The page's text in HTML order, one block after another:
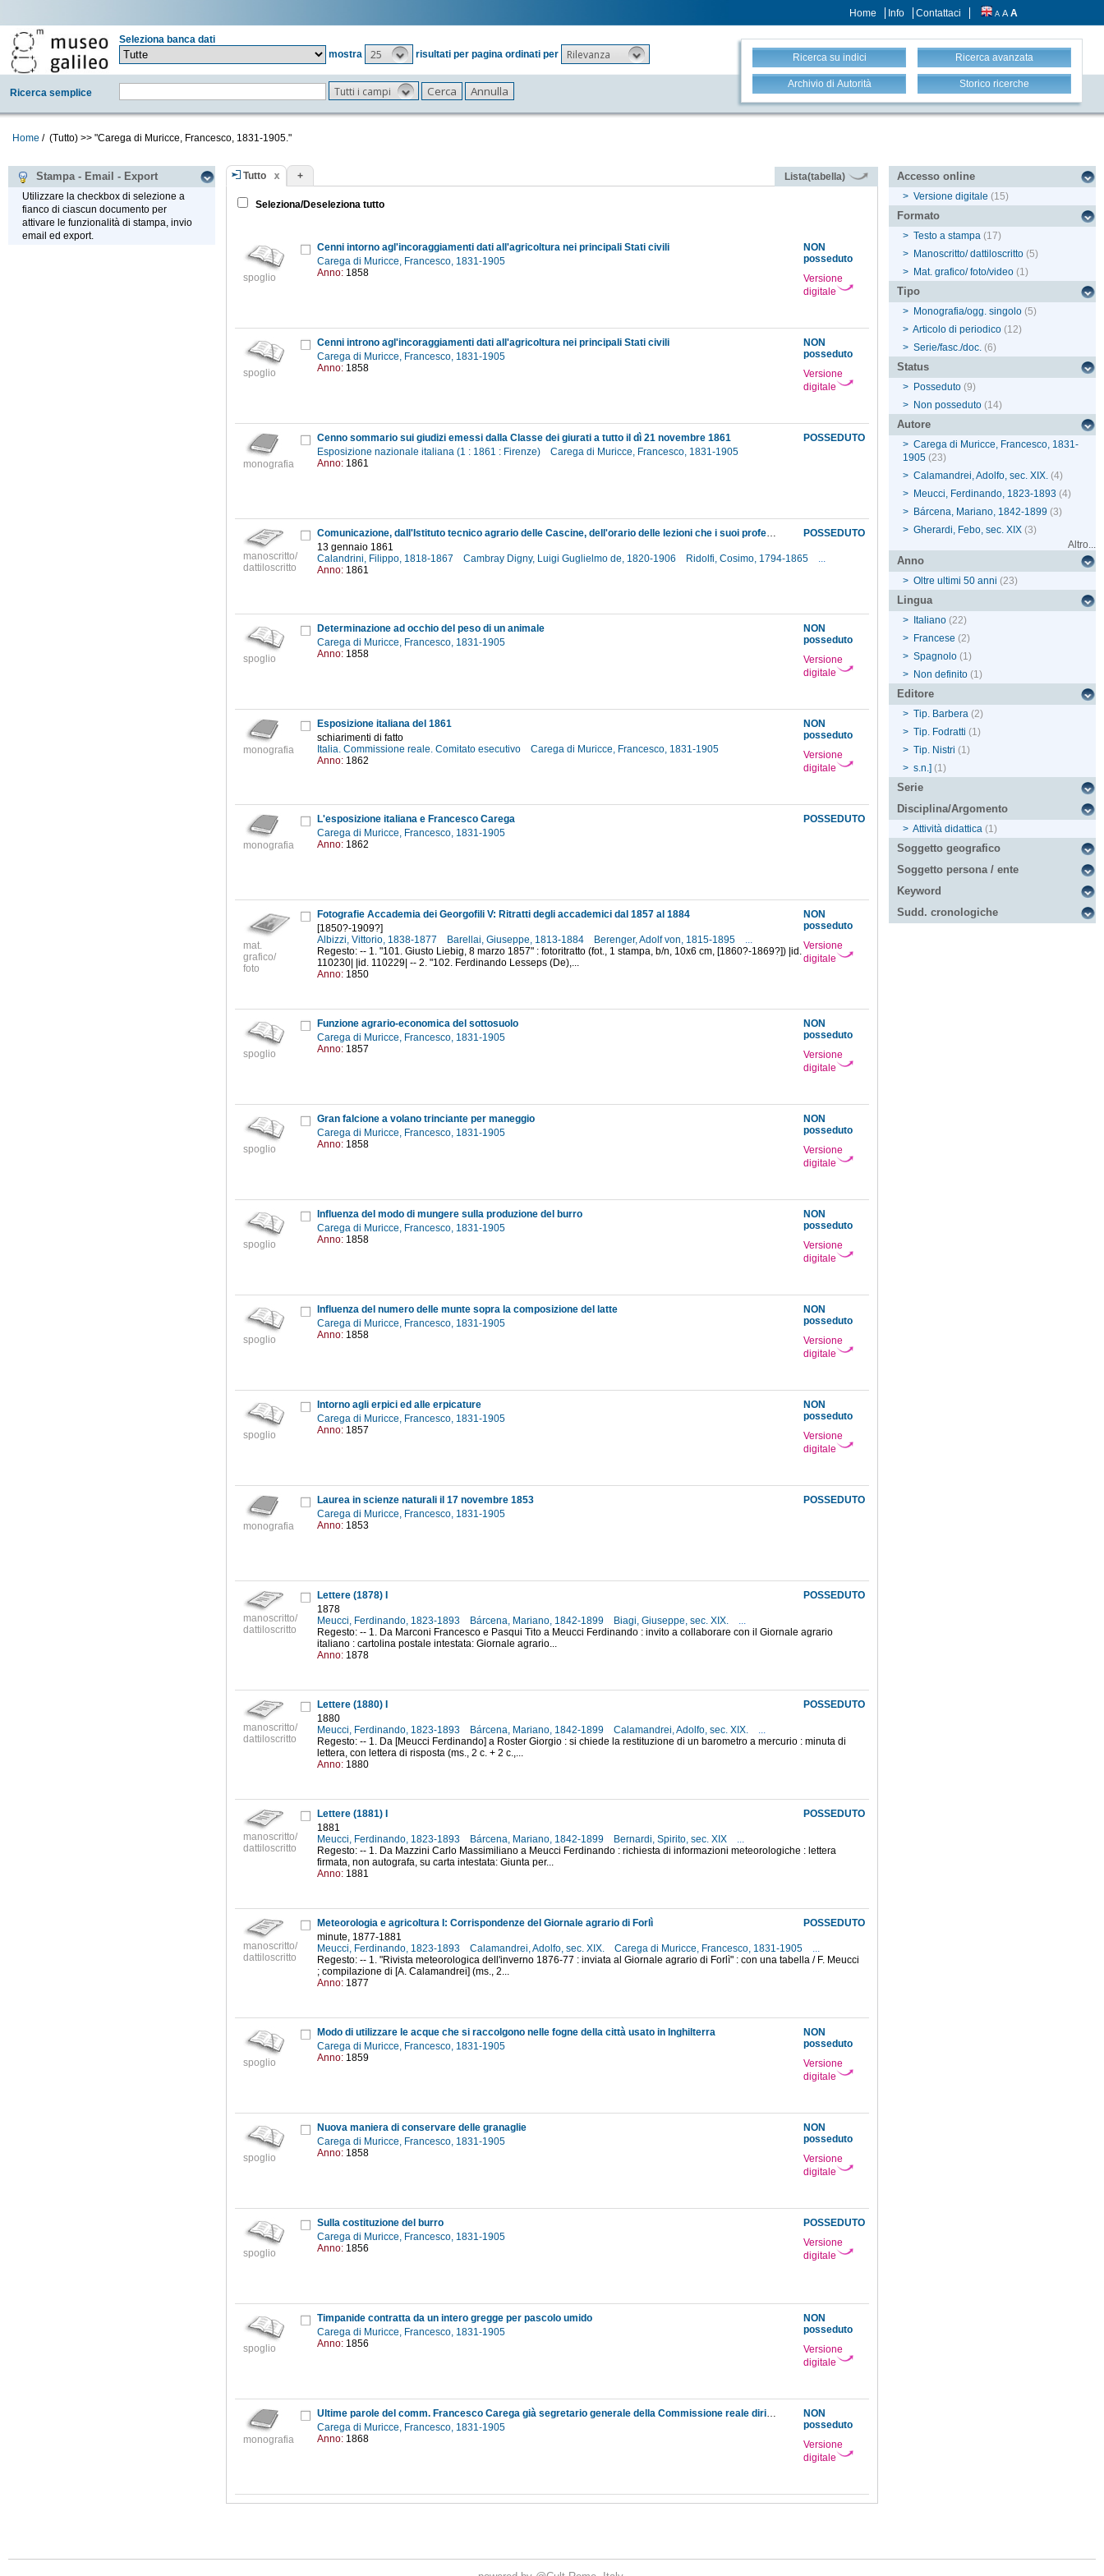
Home Info Contattaci A A A
Seleziona banca dati
mostra
25 risultati per pagina ordinati per Rilevanza
Ricerca semplice Tutti i campi
Ricerca su indici Ricerca avanzata
Archivio di Autorità Storico ricerche
Home / (Tutto) >> "Carega di Muricce, Francesco, 1831-1905."
Stampa - Email - Export
Utilizzare la checkbox di selezione a
fianco di ciascun documento per
attivare le funzionalità di stampa, invio
email ed export.
Tutto + Lista(tabella)
Seleziona/Deseleziona tutto
spoglio
NON
posseduto
Versione
digitale
Cenni intorno agl'incoraggiamenti dati all'agricoltura nei principali Stati civili
Carega di Muricce, Francesco, 1831-1905
Anno: 1858
spoglio
NON
posseduto
Versione
digitale
Cenni introno agl'incoraggiamenti dati all'agricoltura nei principali Stati civili
Carega di Muricce, Francesco, 1831-1905
Anno: 1858
monografia
POSSEDUTO
Cenno sommario sui giudizi emessi dalla Classe dei giurati a tutto il dì 21 novembre 1861
Esposizione nazionale italiana (1 : 1861 : Firenze)
Carega di Muricce, Francesco, 1831-1905
Anno: 1861
manoscritto/
dattiloscritto
POSSEDUTO
Comunicazione, dall'Istituto tecnico agrario delle Cascine, dell'orario delle lezioni che i suoi professori terranno nella sala messa a disposizione dal Museo
13 gennaio 1861
Calandrini, Filippo, 1818-1867
Cambray Digny, Luigi Guglielmo de, 1820-1906 Ridolfi, Cosimo, 1794-1865
...
Anno: 1861
spoglio
NON
posseduto
Versione
digitale
Determinazione ad occhio del peso di un animale
Carega di Muricce, Francesco, 1831-1905
Anno: 1858
monografia
NON
posseduto
Versione
digitale
Esposizione italiana del 1861
schiarimenti di fatto
Italia. Commissione reale. Comitato esecutivo
Carega di Muricce, Francesco, 1831-1905
Anno: 1862
monografia
POSSEDUTO
L'esposizione italiana e Francesco Carega
Carega di Muricce, Francesco, 1831-1905
Anno: 1862
mat.
grafico/
foto
NON
posseduto
Versione
digitale
Fotografie Accademia dei Georgofili V: Ritratti degli accademici dal 1857 al 1884
[1850?-1909?]
Albizzi, Vittorio, 1838-1877
Barellai, Giuseppe, 1813-1884 Berenger, Adolf von, 1815-1895
...
Regesto: -- 1. "101. Giusto Liebig, 8 marzo 1857" : fotoritratto (fot., 1 stampa, b/n, 10x6 cm, [1860?-1869?]) |id.
110230| |id. 110229| -- 2. "102. Ferdinando Lesseps (De),...
Anno: 1850
spoglio
NON
posseduto
Versione
digitale
Funzione agrario-economica del sottosuolo
Carega di Muricce, Francesco, 1831-1905
Anno: 1857
spoglio
NON
posseduto
Versione
digitale
Gran falcione a volano trinciante per maneggio
Carega di Muricce, Francesco, 1831-1905
Anno: 1858
spoglio
NON
posseduto
Versione
digitale
Influenza del modo di mungere sulla produzione del burro
Carega di Muricce, Francesco, 1831-1905
Anno: 1858
spoglio
NON
posseduto
Versione
digitale
Influenza del numero delle munte sopra la composizione del latte
Carega di Muricce, Francesco, 1831-1905
Anno: 1858
spoglio
NON
posseduto
Versione
digitale
Intorno agli erpici ed alle erpicature
Carega di Muricce, Francesco, 1831-1905
Anno: 1857
monografia
POSSEDUTO
Laurea in scienze naturali il 17 novembre 1853
Carega di Muricce, Francesco, 1831-1905
Anno: 1853
manoscritto/
dattiloscritto
POSSEDUTO
Lettere (1878) I
1878
Meucci, Ferdinando, 1823-1893
Bárcena, Mariano, 1842-1899 Biagi, Giuseppe, sec. XIX.
...
Regesto: -- 1. Da Marconi Francesco e Pasqui Tito a Meucci Ferdinando : invito a collaborare con il Giornale agrario
italiano : cartolina postale intestata: Giornale agrario...
Anno: 1878
manoscritto/
dattiloscritto
POSSEDUTO
Lettere (1880) I
1880
Meucci, Ferdinando, 1823-1893
Bárcena, Mariano, 1842-1899 Calamandrei, Adolfo, sec. XIX.
...
Regesto: -- 1. Da [Meucci Ferdinando] a Roster Giorgio : si chiede la restituzione di un barometro a mercurio : minuta di
lettera, con lettera di risposta (ms., 2 c. + 2 c.,...
Anno: 1880
manoscritto/
dattiloscritto
POSSEDUTO
Lettere (1881) I
1881
Meucci, Ferdinando, 1823-1893
Bárcena, Mariano, 1842-1899 Bernardi, Spirito, sec. XIX
...
Regesto: -- 1. Da Mazzini Carlo Massimiliano a Meucci Ferdinando : richiesta di informazioni meteorologiche : lettera
firmata, non autografa, su carta intestata: Giunta per...
Anno: 1881
manoscritto/
dattiloscritto
POSSEDUTO
Meteorologia e agricoltura I: Corrispondenze del Giornale agrario di Forlì
minute, 1877-1881
Meucci, Ferdinando, 1823-1893
Calamandrei, Adolfo, sec. XIX. Carega di Muricce, Francesco, 1831-1905
...
Regesto: -- 1. "Rivista meteorologica dell'inverno 1876-77 : inviata al Giornale agrario di Forlì" : con una tabella / F. Meucci
; compilazione di [A. Calamandrei] (ms., 2...
Anno: 1877
spoglio
NON
posseduto
Versione
digitale
Modo di utilizzare le acque che si raccolgono nelle fogne della città usato in Inghilterra
Carega di Muricce, Francesco, 1831-1905
Anno: 1859
spoglio
NON
posseduto
Versione
digitale
Nuova maniera di conservare delle granaglie
Carega di Muricce, Francesco, 1831-1905
Anno: 1858
spoglio
POSSEDUTO
Versione
digitale
Sulla costituzione del burro
Carega di Muricce, Francesco, 1831-1905
Anno: 1856
spoglio
NON
posseduto
Versione
digitale
Timpanide contratta da un intero gregge per pascolo umido
Carega di Muricce, Francesco, 1831-1905
Anno: 1856
monografia
NON
posseduto
Versione
digitale
Ultime parole del comm. Francesco Carega già segretario generale della Commissione reale dirigente l'Esposizione
Carega di Muricce, Francesco, 1831-1905
Anno: 1868
Accesso online
> Versione digitale (15)
Formato
> Testo a stampa (17)
> Manoscritto/ dattiloscritto (5)
> Mat. grafico/ foto/video (1)
Tipo
> Monografia/ogg. singolo (5)
> Articolo di periodico (12)
> Serie/fasc./doc. (6)
Status
> Posseduto (9)
> Non posseduto (14)
Autore
> Carega di Muricce, Francesco, 1831-
1905 (23)
> Calamandrei, Adolfo, sec. XIX. (4)
> Meucci, Ferdinando, 1823-1893 (4)
> Bárcena, Mariano, 1842-1899 (3)
> Gherardi, Febo, sec. XIX (3)
Altro...
Anno
> Oltre ultimi 50 anni (23)
Lingua
> Italiano (22)
> Francese (2)
> Spagnolo (1)
> Non definito (1)
Editore
> Tip. Barbera (2)
> Tip. Fodratti (1)
> Tip. Nistri (1)
> s.n.] (1)
Serie
Disciplina/Argomento
> Attività didattica (1)
Soggetto geografico
Soggetto persona / ente
Keyword
Sudd. cronologiche